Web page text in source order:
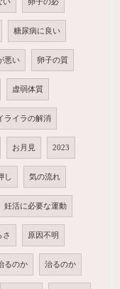
い 卵子の必
糖尿病に良い
悪い 卵子の質
虚弱体質
ライラの解消
お月見 2023
し 気の流れ
妊活に必要な運動
さ 原因不明
るのか 治るのか